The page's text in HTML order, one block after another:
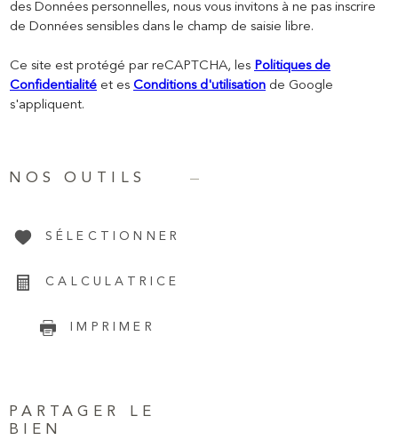
des Données personnelles, nous vous invitons à ne pas inscrire
de Données sensibles dans le champ de saisie libre.
Ce site est protégé par reCAPTCHA, les Politiques de
Confidentialité et es Conditions d'utilisation de Google
s'appliquent.
NOS OUTILS
SÉLECTIONNER
CALCULATRICE
IMPRIMER
PARTAGER LE
BIEN